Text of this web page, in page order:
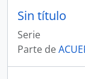
Sin título
Serie
Parte de